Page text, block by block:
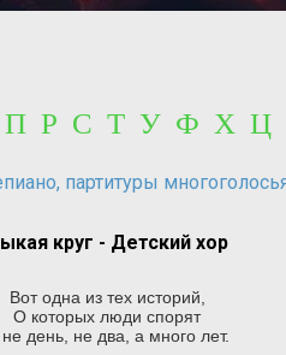
Р С Т У Ф Х
партитуры
круг - Детский хор
Вот одна из тех историй,
О которых люди спорят
день, не два, а много лет.